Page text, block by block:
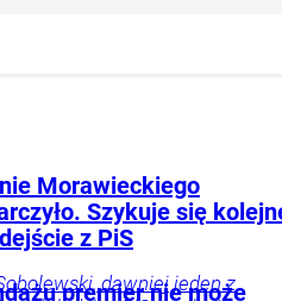
Morawieckiego
Szykuje się
z PiS
dawniej jeden z
premier nie może